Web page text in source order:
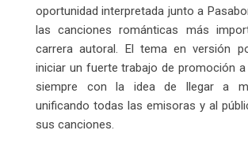
oportunidad interpretada junto a
las canciones románticas más
carrera autoral. El tema en versión
iniciar un fuerte trabajo de promoción a
siempre con la idea de llegar a
unificando todas las emisoras y al
sus canciones.